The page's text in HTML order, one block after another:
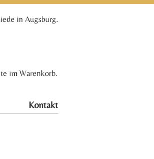
im Warenkorb.
in Augsburg.
Kontakt